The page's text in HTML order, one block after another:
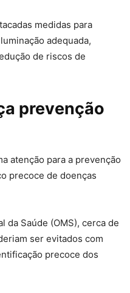
medidas para
adequada,
de riscos de
prevenção
atenção para a prevenção
precoce de doenças
da Saúde (OMS), cerca de
ser evitados com
precoce dos